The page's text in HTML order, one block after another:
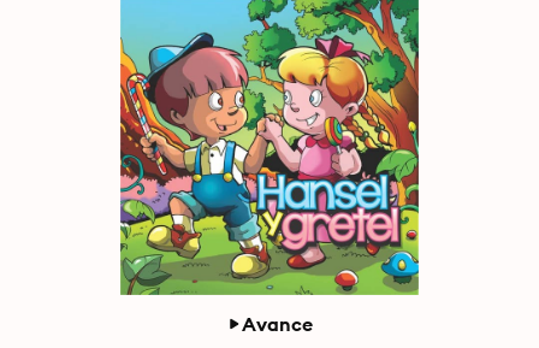
Avance